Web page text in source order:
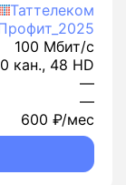
Таттелеком
100 Мбит/с
кан., 48 HD
—
—
600 ₽/мес